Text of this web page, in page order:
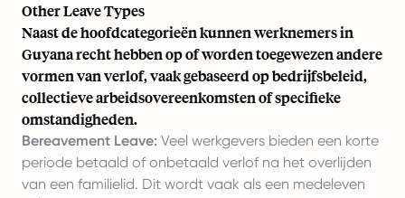
Other Leave Types
Naast de hoofdcategorieën kunnen werknemers in
Guyana recht hebben op of worden toegewezen andere
vormen van verlof, vaak gebaseerd op bedrijfsbeleid,
collectieve arbeidsovereenkomsten of specifieke
omstandigheden.
Bereavement Leave: Veel werkgevers bieden een korte
periode betaald of onbetaald verlof na het overlijden
van een familielid. Dit wordt vaak als een medeleven